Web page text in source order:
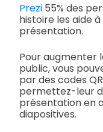
Prezi 55% des
histoire les aide
présentation.
Pour augmenter
public, vous
par des codes
permettez-leur
présentation en
diapositives.